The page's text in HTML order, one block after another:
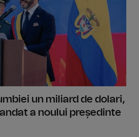
un miliard de dolari,
a noului președinte